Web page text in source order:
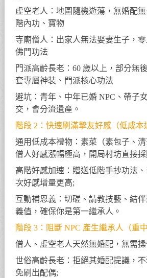
虛空老人：地圖隨機遊蕩，無婚配
階內功、寶物
寺廟僧人：出家人無法娶妻生子，零
佛門功法
門派高齡長老：60 歲以上，部分無
套專屬神裝、門派核心功法
避坑：青年、中年已婚 NPC、帶子
交，會分流遺產。
階段 2：快速刷滿摯友好感（低成本
通用低成本禮物：素菜（素包子、清
僧人好感漲幅極高，開局村坊直接採
高階好感加速：贈送低階手抄功法
次好感增量更高;
互動補恩義：切磋、請教技藝、結
義值，確保你是第一繼承人。
階段 3：阻斷 NPC 產生繼承人（重中
僧人、虛空老人天然無婚配，無需操
世俗高齡長老：拒絕其婚配提議，
免刷出配偶;